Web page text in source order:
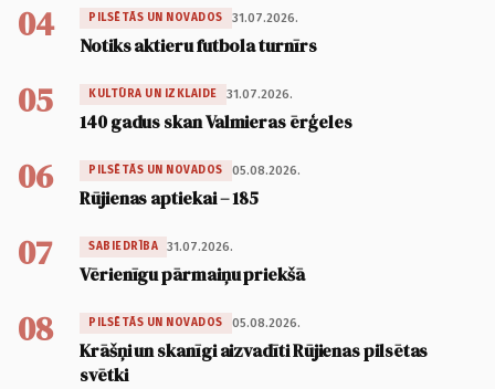
04 PILSĒTĀS UN NOVADOS 31.07.2026.
Notiks aktieru futbola turnīrs
05 KULTŪRA UN IZKLAIDE 31.07.2026.
140 gadus skan Valmieras ērģeles
06 PILSĒTĀS UN NOVADOS 05.08.2026.
Rūjienas aptiekai – 185
07 SABIEDRĪBA 31.07.2026.
Vērienīgu pārmaiņu priekšā
08 PILSĒTĀS UN NOVADOS 05.08.2026.
Krāšņi un skanīgi aizvadīti Rūjienas pilsētas
svētki